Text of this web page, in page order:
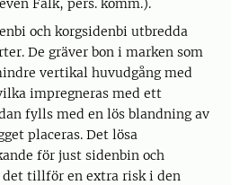
Falk, pers. komm.).
och korgsidenbi utbredda
De gräver bon i marken som
vertikal huvudgång med
impregneras med ett
fylls med en lös blandning av
placeras. Det lösa
för just sidenbin och
det tillför en extra risk i den